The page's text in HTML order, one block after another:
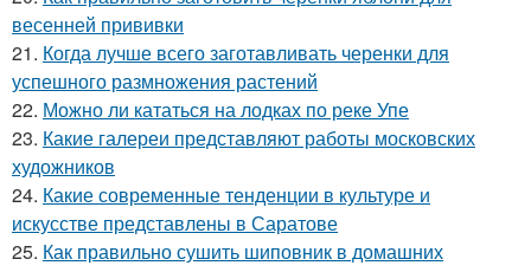
весенней прививки
21. Когда лучше всего заготавливать черенки для
успешного размножения растений
22. Можно ли кататься на лодках по реке Упе
23. Какие галереи представляют работы московских
художников
24. Какие современные тенденции в культуре и
искусстве представлены в Саратове
25. Как правильно сушить шиповник в домашних